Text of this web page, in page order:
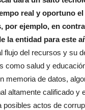
real y oportuno
por ejemplo, en
la entidad para este
flujo del recursos y su
como salud y
memoria de datos,
altamente calificado y
posibles actos de